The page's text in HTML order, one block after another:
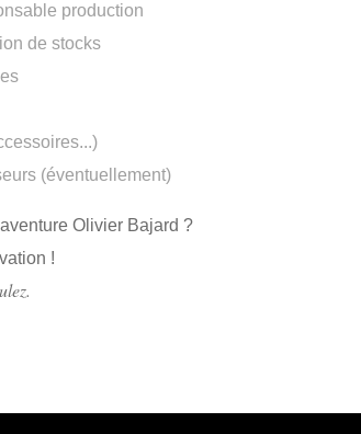
production
de stocks
(éventuellement)
Olivier Bajard ?
!